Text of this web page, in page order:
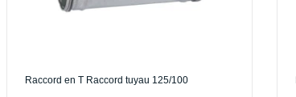
Raccord en T Raccord tuyau 125/100